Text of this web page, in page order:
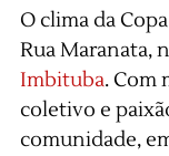
O clima da
Rua Maranata,
Imbituba. Com
coletivo e
comunidade,